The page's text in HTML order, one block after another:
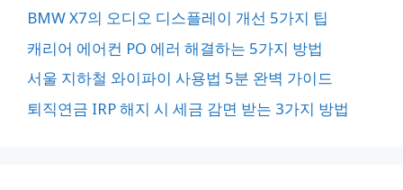
BMW X7의 오디오 디스플레이 개선 5가지 팁
캐리어 에어컨 PO 에러 해결하는 5가지 방법
서울 지하철 와이파이 사용법 5분 완벽 가이드
퇴직연금 IRP 해지 시 세금 감면 받는 3가지 방법